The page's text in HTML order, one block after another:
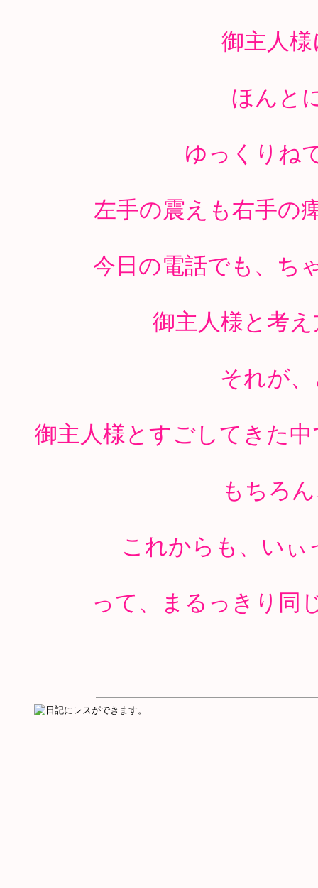
御主人
ほんと
ゆっくりね
左手の震えも右手の
今日の電話でも、ち
御主人様と考
それが
御主人様とすごしてきた
もちろ
これからも、いぃ
って、まるっきり同